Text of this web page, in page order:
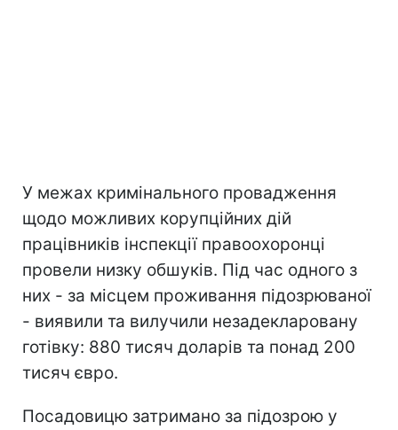
У межах кримінального провадження
щодо можливих корупційних дій
працівників інспекції правоохоронці
провели низку обшуків. Під час одного з
них - за місцем проживання підозрюваної
- виявили та вилучили незадекларовану
готівку: 880 тисяч доларів та понад 200
тисяч євро.
Посадовицю затримано за підозрою у